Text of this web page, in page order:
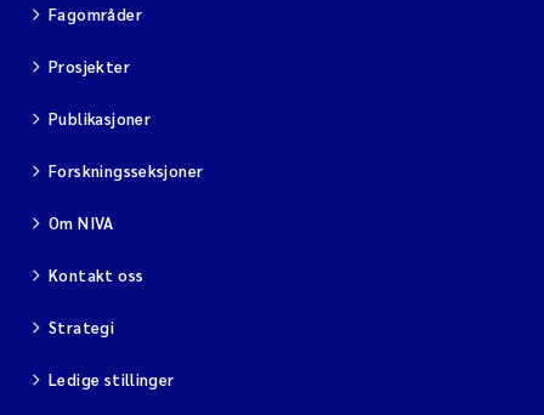
Fagområder
Prosjekter
Publikasjoner
Forskningsseksjoner
Om NIVA
Kontakt oss
Strategi
Ledige stillinger